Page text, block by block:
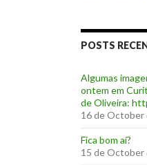
POSTS
Algumas
ontem em
de Oliveira:
16 de October
‪Fica bom aí?‬
15 de October